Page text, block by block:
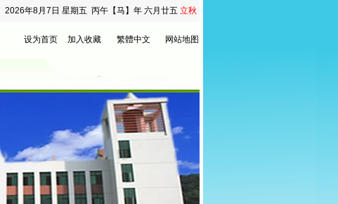
2026年8月7日 星期五 丙午【马】年 六月廿五 立秋
设为首页 加入收藏 繁體中文 网站地图